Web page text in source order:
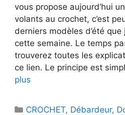
vous propose aujourd’hui
volants au crochet, c’est
derniers modèles d’été
cette semaine. Le temps
trouverez toutes les
ce lien. Le principe est
plus
Catégories
CROCHET, Débardeur,